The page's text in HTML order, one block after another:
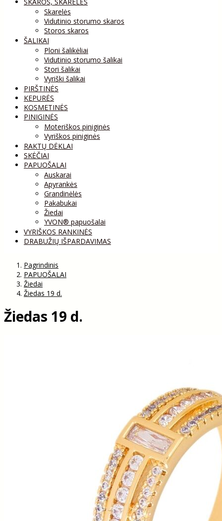
Skarelės
Vidutinio storumo skaros
Storos skaros
ŠALIKAI
Ploni šalikėliai
Vidutinio storumo šalikai
Stori šalikai
Vyriški šalikai
PIRŠTINĖS
KEPURĖS
KOSMETINĖS
PINIGINĖS
Moteriškos piniginės
Vyriškos piniginės
RAKTŲ DĖKLAI
SKĖČIAI
PAPUOŠALAI
Auskarai
Apyrankės
Grandinėlės
Pakabukai
Žiedai
YVON® papuošalai
VYRIŠKOS RANKINĖS
DRABUŽIŲ IŠPARDAVIMAS
Pagrindinis
PAPUOŠALAI
Žiedai
Žiedas 19 d.
Žiedas 19 d.